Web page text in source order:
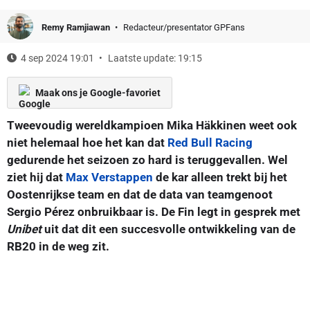
Remy Ramjiawan Redacteur/presentator GPFans
4 sep 2024 19:01 Laatste update: 19:15
Maak ons je Google-favoriet
Tweevoudig wereldkampioen Mika Häkkinen weet ook
niet helemaal hoe het kan dat Red Bull Racing
gedurende het seizoen zo hard is teruggevallen. Wel
ziet hij dat Max Verstappen de kar alleen trekt bij het
Oostenrijkse team en dat de data van teamgenoot
Sergio Pérez onbruikbaar is. De Fin legt in gesprek met
Unibetuit dat dit een succesvolle ontwikkeling van de
RB20 in de weg zit.